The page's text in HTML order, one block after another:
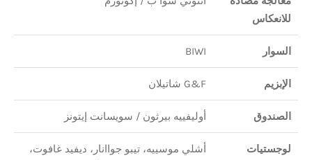
للانعكاس
السوار BIWI
الإبزيم G&F شاتيلان
الصندوق أوليفييه بيرثون / سويسانت إيتونز
لوجستيات
أشلي موسييه، تيبو جواانار، ديفيد غافوت،